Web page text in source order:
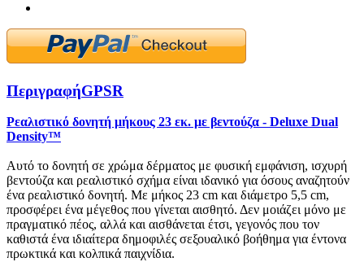
ΠεριγραφήGPSR
Ρεαλιστικό δονητή μήκους 23 εκ. με βεντούζα - Deluxe Dual
Density™
Αυτό το δονητή σε χρώμα δέρματος με φυσική εμφάνιση, ισχυρή
βεντούζα και ρεαλιστικό σχήμα είναι ιδανικό για όσους αναζητούν
ένα ρεαλιστικό δονητή. Με μήκος 23 cm και διάμετρο 5,5 cm,
προσφέρει ένα μέγεθος που γίνεται αισθητό. Δεν μοιάζει μόνο με
πραγματικό πέος, αλλά και αισθάνεται έτσι, γεγονός που τον
καθιστά ένα ιδιαίτερα δημοφιλές σεξουαλικό βοήθημα για έντονα
πρωκτικά και κολπικά παιχνίδια.